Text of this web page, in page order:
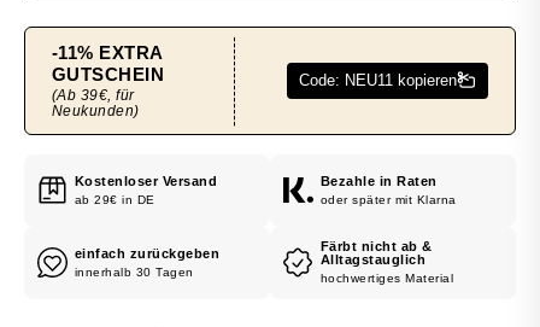
Kostenloser Versand
ab 29€ in DE
Bezahle in Raten
oder später mit Klarna
einfach zurückgeben
innerhalb 30 Tagen
Färbt nicht ab &
Alltagstauglich
hochwertiges Material